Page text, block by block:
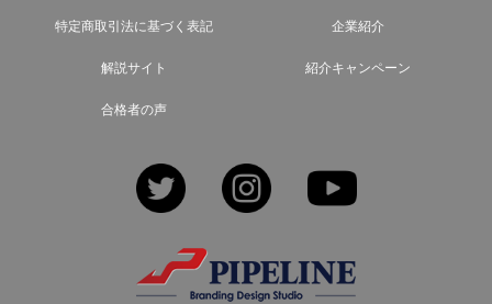
特定商取引法に基づく表記 企業紹介
解説サイト 紹介キャンペーン
合格者の声
Twitter Instagram